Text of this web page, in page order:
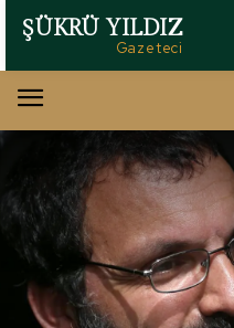
ŞÜKRÜ YILDIZ
Gazeteci